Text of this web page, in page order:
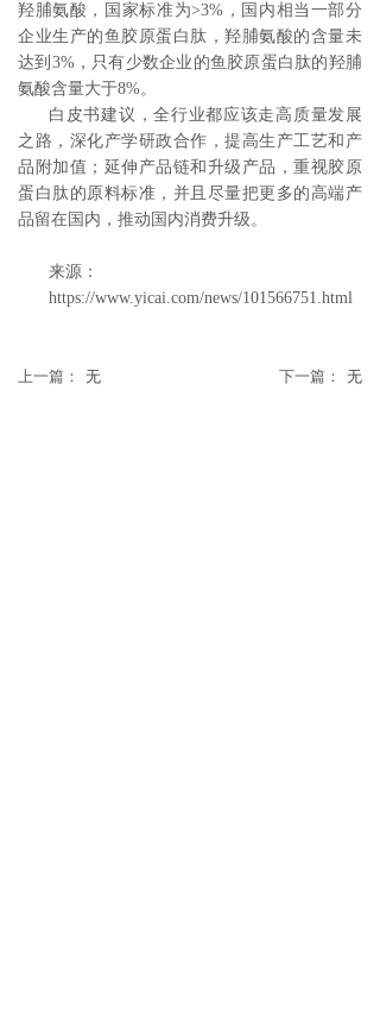
羟脯氨酸，国家标准为>3%，国内相当一部分
企业生产的鱼胶原蛋白肽，羟脯氨酸的含量未
达到3%，只有少数企业的鱼胶原蛋白肽的羟脯
氨酸含量大于8%。
白皮书建议，全行业都应该走高质量发展
之路，深化产学研政合作，提高生产工艺和产
品附加值；延伸产品链和升级产品，重视胶原
蛋白肽的原料标准，并且尽量把更多的高端产
品留在国内，推动国内消费升级。
来源：
https://www.yicai.com/news/101566751.html
上一篇： 无 下一篇： 无